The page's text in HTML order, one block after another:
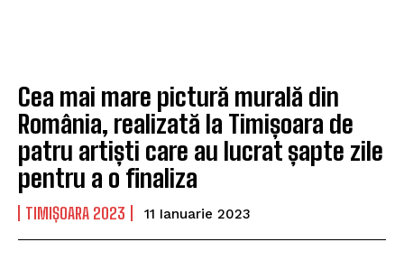
Cea mai mare pictură murală din
România, realizată la Timișoara de
patru artiști care au lucrat șapte zile
pentru a o finaliza
TIMIȘOARA 2023 11 Ianuarie 2023